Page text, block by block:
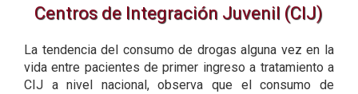
Centros de Integración Juvenil (CIJ)
La tendencia del consumo de drogas alguna vez en la
vida entre pacientes de primer ingreso a tratamiento a
CIJ a nivel nacional, observa que el consumo de